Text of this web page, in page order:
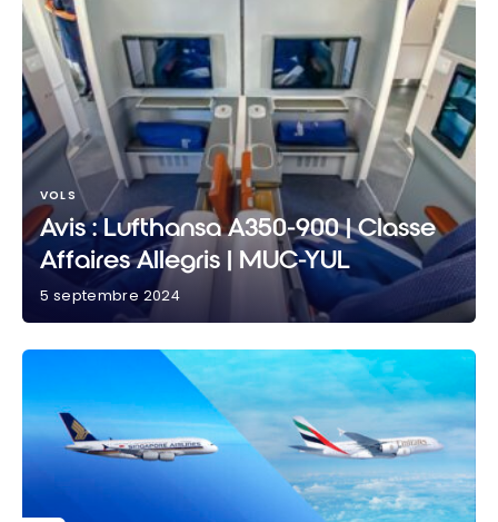
VOLS
Avis : Lufthansa A350-900 | Classe
Affaires Allegris | MUC-YUL
5 septembre 2024